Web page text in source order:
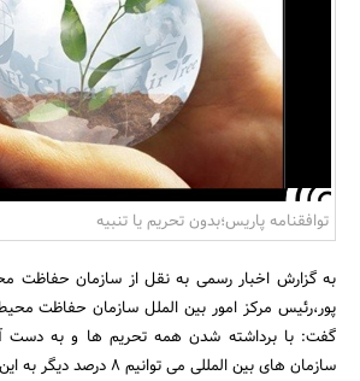
توافقنامه پاریس؛بدون تحریم یا تنبیه
به گزارش اخبار رسمی به نقل از سازمان حفاظت
پور،رئیس مرکز امور بین الملل سازمان حفاظت
گفت: با برداشته شدن همه تحریم ها و به دست
سازمان های بین المللی می توانیم 8 درصد دیگر به این مقدار اضافه کنیم.